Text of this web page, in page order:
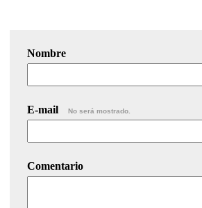
Nombre
E-mail No será mostrado.
Comentario